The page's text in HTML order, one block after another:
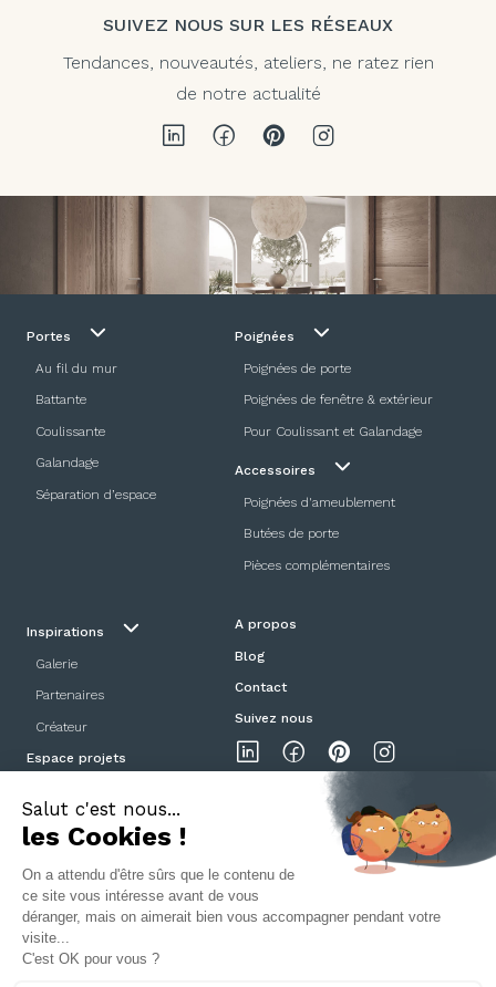
SUIVEZ NOUS SUR LES RÉSEAUX
Tendances, nouveautés, ateliers, ne ratez rien
de notre actualité
Portes
Au fil du mur
Battante
Coulissante
Galandage
Séparation d’espace
Poignées
Poignées de porte
Poignées de fenêtre & extérieur
Pour Coulissant et Galandage
Accessoires
Poignées d'ameublement
Butées de porte
Pièces complémentaires
Inspirations
Galerie
Partenaires
Créateur
Espace projets
A propos
Blog
Contact
Suivez nous
Mentions légalesPolitique de confidentialitéCGV